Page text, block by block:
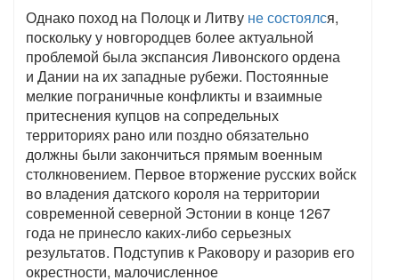
Однако поход на Полоцк и Литву не состоялся,
поскольку у новгородцев более актуальной
проблемой была экспансия Ливонского ордена
и Дании на их западные рубежи. Постоянные
мелкие пограничные конфликты и взаимные
притеснения купцов на сопредельных
территориях рано или поздно обязательно
должны были закончиться прямым военным
столкновением. Первое вторжение русских войск
во владения датского короля на территории
современной северной Эстонии в конце 1267
года не принесло каких-либо серьезных
результатов. Подступив к Раковору и разорив его
окрестности, малочисленное